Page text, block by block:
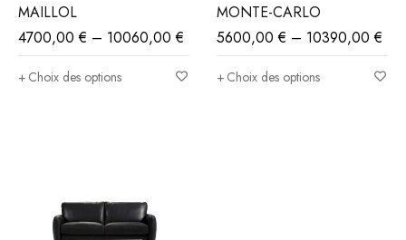
MAILLOL
4700,00€ – 10060,00€
Choix des options
MONTE-CARLO
5600,00€ – 10390,00€
Choix des options